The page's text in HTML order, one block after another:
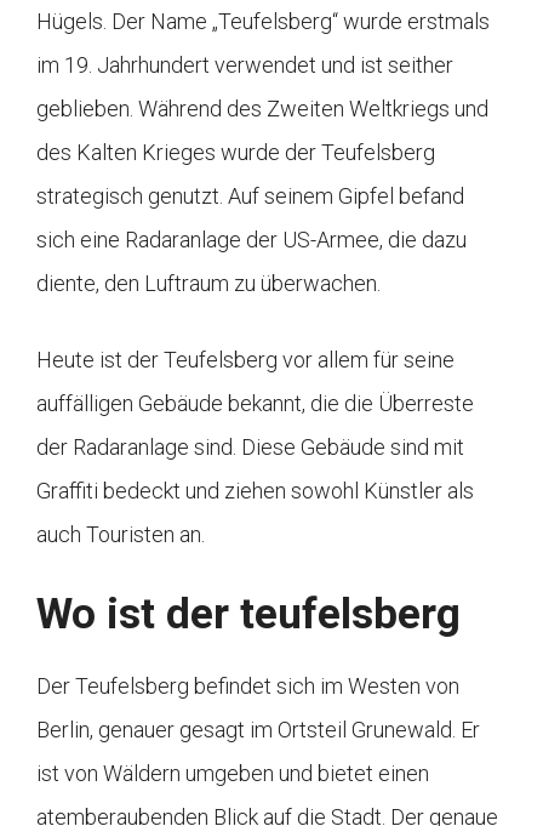
Hügels. Der Name „Teufelsberg“ wurde erstmals
im 19. Jahrhundert verwendet und ist seither
geblieben. Während des Zweiten Weltkriegs und
des Kalten Krieges wurde der Teufelsberg
strategisch genutzt. Auf seinem Gipfel befand
sich eine Radaranlage der US-Armee, die dazu
diente, den Luftraum zu überwachen.
Heute ist der Teufelsberg vor allem für seine
auffälligen Gebäude bekannt, die die Überreste
der Radaranlage sind. Diese Gebäude sind mit
Graffiti bedeckt und ziehen sowohl Künstler als
auch Touristen an.
Wo ist der teufelsberg
Der Teufelsberg befindet sich im Westen von
Berlin, genauer gesagt im Ortsteil Grunewald. Er
ist von Wäldern umgeben und bietet einen
atemberaubenden Blick auf die Stadt. Der genaue